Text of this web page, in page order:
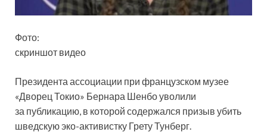
Фото:
скриншот видео
Президента ассоциации при французском музее
«Дворец Токио» Бернара Шенбо уволили
за публикацию, в которой содержался призыв убить
шведскую эко-активистку Грету Тунберг.